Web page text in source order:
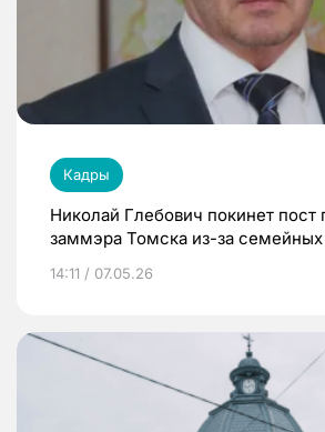
Кадры
Николай Глебович покинет пост
заммэра Томска из-за семейных
14:11 / 07.05.26